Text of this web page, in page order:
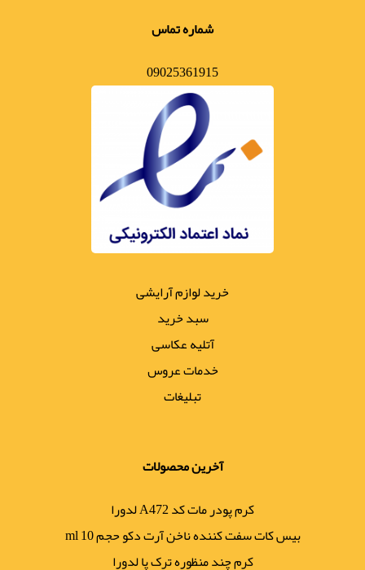
شماره تماس
09025361915
خرید لوازم آرایشی
سبد خرید
آتلیه عکاسی
خدمات عروس
تبلیغات
آخرین محصولات
کرم پودر مات کد A472 لدورا
بیس کات سفت کننده ناخن آرت دکو حجم 10 ml
کرم چند منظوره ترک پا لدورا